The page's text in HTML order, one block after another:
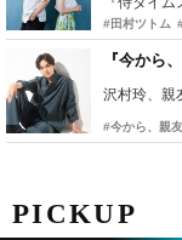
PICKUP
#田村ツトム
『今から
沢村玲、親
#今から、親